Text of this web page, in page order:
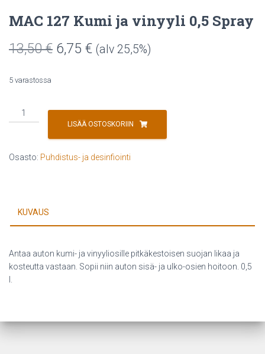
MAC 127 Kumi ja vinyyli 0,5 Spray
13,50€ Alkuperäinen
13,50 €.
6,75 €Nykyinen
6,75 €.
(alv 25,5%)
5 varastossa
MAC
127
vinyyli
LISÄÄ OSTOSKORIIN
Osasto: Puhdistus- ja desinfiointi
KUVAUS
Antaa auton kumi- ja vinyyliosille pitkäkestoisen suojan likaa ja
kosteutta vastaan. Sopii niin auton sisä- ja ulko-osien hoitoon. 0,5